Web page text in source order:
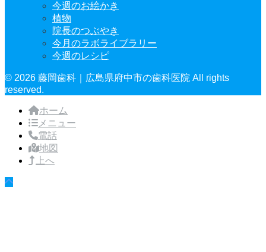
今週のお絵かき
植物
院長のつぶやき
今月のラボライブラリー
今週のレシピ
© 2026 藤岡歯科｜広島県府中市の歯科医院 All rights
reserved.
ホーム
メニュー
電話
地図
上へ